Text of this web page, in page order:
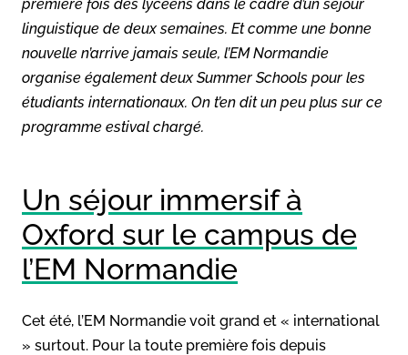
première fois des lycéens dans le cadre d’un séjour
linguistique de deux semaines. Et comme une bonne
nouvelle n’arrive jamais seule, l’EM Normandie
organise également deuxSummer Schools pour les
étudiants internationaux. On t’en dit un peu plus sur ce
programme estival chargé.
Un séjour immersif à
Oxford sur le campus de
l’EM Normandie
Cet été, l’EM Normandie voit grand et « international
» surtout. Pour la toute première fois depuis